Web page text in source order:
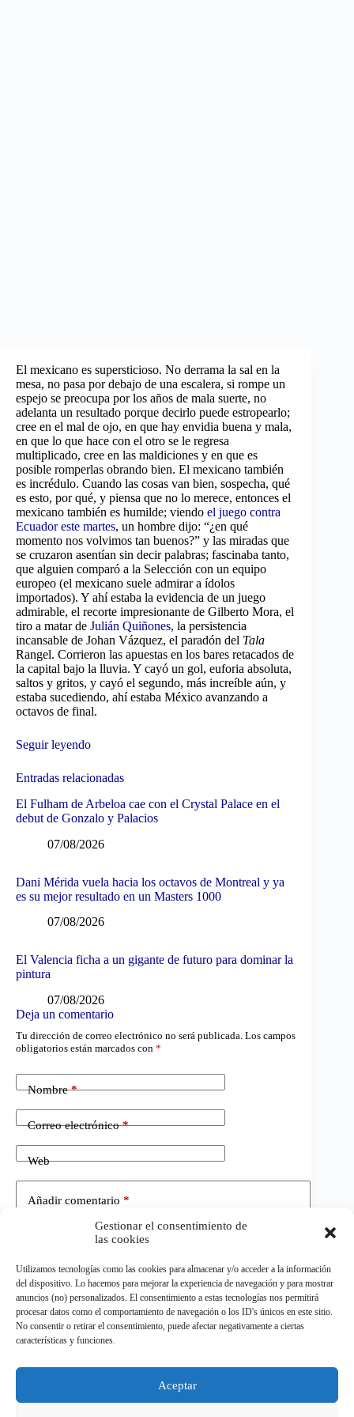
Gestionar el consentimiento de
las cookies
Utilizamos tecnologías como las cookies para almacenar y/o acceder a la información
del dispositivo. Lo hacemos para mejorar la experiencia de navegación y para mostrar
anuncios (no) personalizados. El consentimiento a estas tecnologías nos permitirá
procesar datos como el comportamiento de navegación o los ID's únicos en este sitio.
No consentir o retirar el consentimiento, puede afectar negativamente a ciertas
características y funciones.
Aceptar
El mexicano es supersticioso. No derrama la sal en la
mesa, no pasa por debajo de una escalera, si rompe un
espejo se preocupa por los años de mala suerte, no
adelanta un resultado porque decirlo puede estropearlo;
cree en el mal de ojo, en que hay envidia buena y mala,
en que lo que hace con el otro se le regresa
multiplicado, cree en las maldiciones y en que es
posible romperlas obrando bien. El mexicano también
es incrédulo. Cuando las cosas van bien, sospecha, qué
es esto, por qué, y piensa que no lo merece, entonces el
mexicano también es humilde; viendo el juego contra
Ecuador este martes, un hombre dijo: “¿en qué
momento nos volvimos tan buenos?” y las miradas que
se cruzaron asentían sin decir palabras; fascinaba tanto,
que alguien comparó a la Selección con un equipo
europeo (el mexicano suele admirar a ídolos
importados). Y ahí estaba la evidencia de un juego
admirable, el recorte impresionante de Gilberto Mora, el
tiro a matar de Julián Quiñones, la persistencia
incansable de Johan Vázquez, el paradón del Tala
Rangel. Corrieron las apuestas en los bares retacados de
la capital bajo la lluvia. Y cayó un gol, euforia absoluta,
saltos y gritos, y cayó el segundo, más increíble aún, y
estaba sucediendo, ahí estaba México avanzando a
octavos de final.
Seguir leyendo
Entradas relacionadas
El Fulham de Arbeloa cae con el Crystal Palace en el
debut de Gonzalo y Palacios
07/08/2026
Dani Mérida vuela hacia los octavos de Montreal y ya
es su mejor resultado en un Masters 1000
07/08/2026
El Valencia ficha a un gigante de futuro para dominar la
pintura
07/08/2026
Deja un comentario
Tu dirección de correo electrónico no será publicada. Los campos
obligatorios están marcados con *
Nombre*
Correo electrónico*
Web
Añadir comentario *
Publicar el comentario